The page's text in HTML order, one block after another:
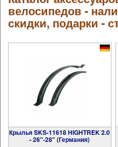
велосипедов -
скидки, подарки -
Крылья SKS-11618 HIGHTREK 2.0
- 26"-28" (Германия)